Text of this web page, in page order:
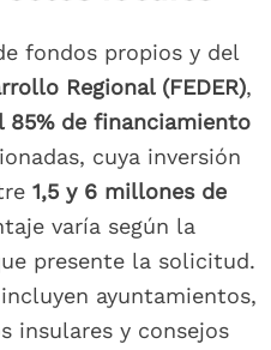
fondos propios y del
Regional (FEDER),
85% de financiamiento
cuya inversión
1,5 y 6 millones de
varía según la
presente la solicitud.
ayuntamientos,
insulares y consejos